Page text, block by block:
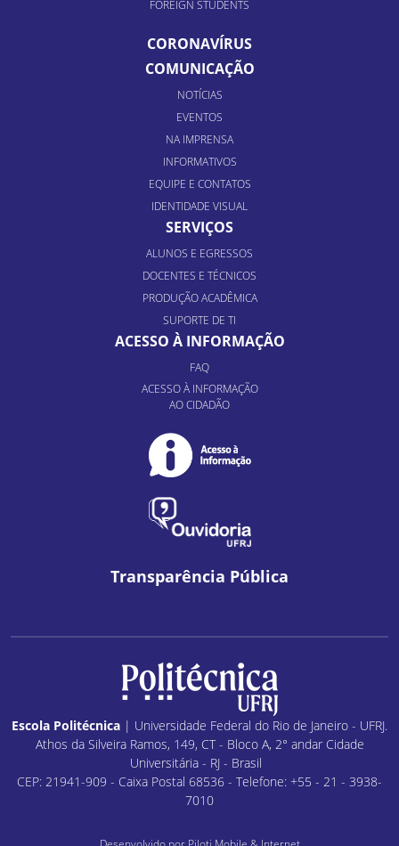
FOREIGN STUDENTS
CORONAVÍRUS
COMUNICAÇÃO
NOTÍCIAS
EVENTOS
NA IMPRENSA
INFORMATIVOS
EQUIPE E CONTATOS
IDENTIDADE VISUAL
SERVIÇOS
ALUNOS E EGRESSOS
DOCENTES E TÉCNICOS
PRODUÇÃO ACADÊMICA
SUPORTE DE TI
ACESSO À INFORMAÇÃO
FAQ
ACESSO À INFORMAÇÃO
AO CIDADÃO
Transparência Pública
Escola Politécnica | Universidade Federal do Rio de Janeiro - UFRJ.
Athos da Silveira Ramos, 149, CT - Bloco A, 2° andar Cidade
Universitária - RJ - Brasil
CEP: 21941-909 - Caixa Postal 68536 - Telefone: +55 - 21 - 3938-
7010